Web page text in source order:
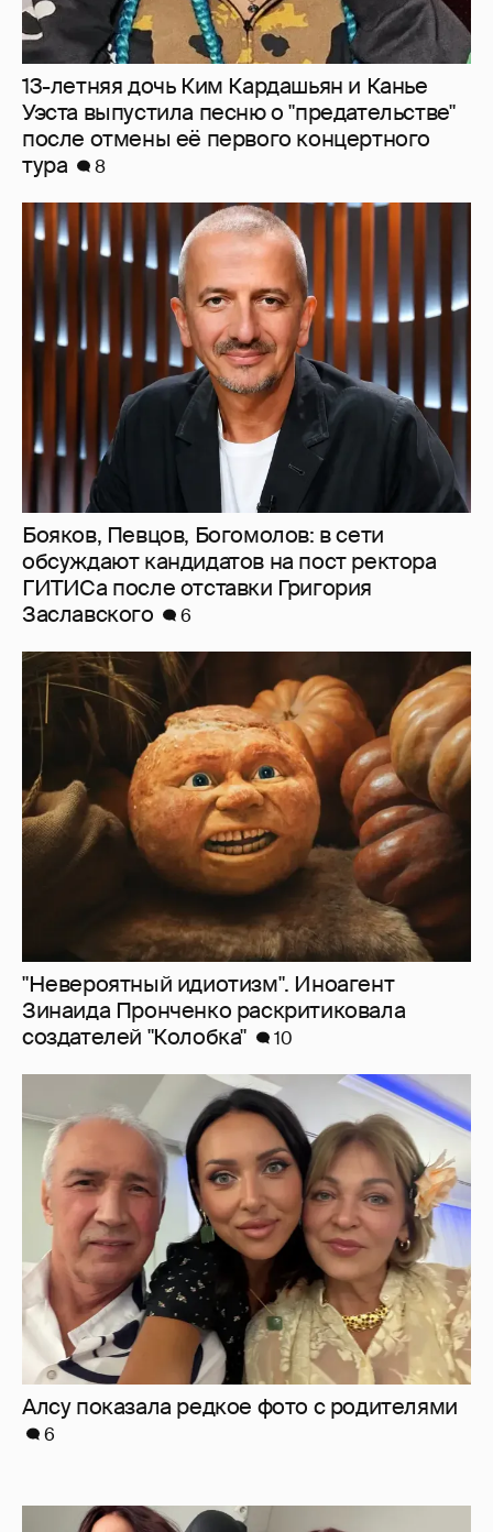
Бояков, Певцов, Богомолов: в сети
обсуждают кандидатов на пост ректора
ГИТИСа после отставки Григория
Заславского
6
"Невероятный идиотизм". Иноагент
Зинаида Пронченко раскритиковала
создателей "Колобка"
10
Алсу показала редкое фото с родителями
6